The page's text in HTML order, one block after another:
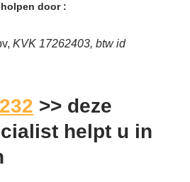
door :
KVK 17262403, btw id
>> deze
helpt u in